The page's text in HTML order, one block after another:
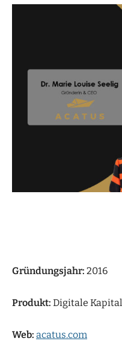
Gründungsjahr: 2016
Produkt: Digitale
Web: acatus.com